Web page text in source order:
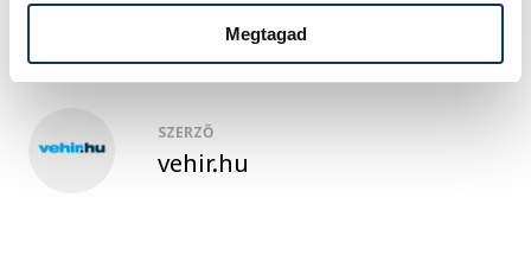
Megtagad
SZERZŐ
vehir.hu